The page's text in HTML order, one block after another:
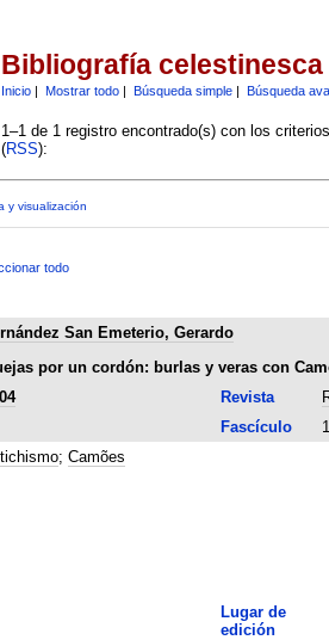
Bibliografía celestinesca
Inicio| Mostrar todo| Búsqueda simple| Búsqueda
1–1 de 1 registro encontrado(s) con los
(RSS):
y visualización
todo
San Emeterio, Gerardo
por un cordón: burlas y veras con
Revista
Fascículo
1
; Camões
Lugar de
edición